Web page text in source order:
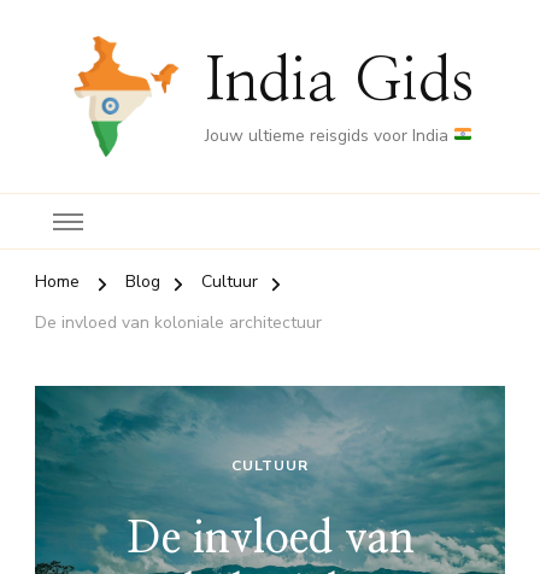
India Gids
Jouw ultieme reisgids voor India
Home Blog
Cultuur
De invloed van koloniale architectuur
CULTUUR
De invloed van